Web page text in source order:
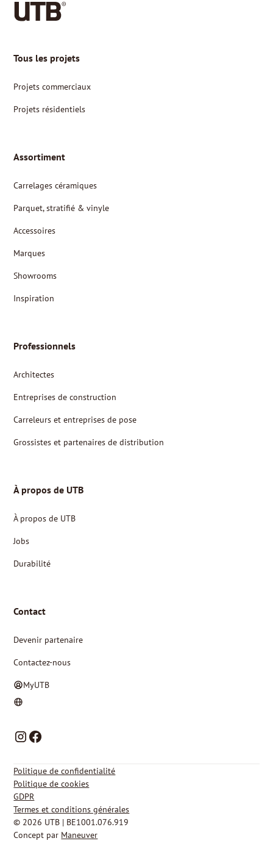
Tous les projets
Projets commerciaux
Projets résidentiels
Assortiment
Carrelages céramiques
Parquet, stratifié & vinyle
Accessoires
Marques
Showrooms
Inspiration
Professionnels
Architectes
Entreprises de construction
Carreleurs et entreprises de pose
Grossistes et partenaires de distribution
À propos de UTB
À propos de UTB
Jobs
Durabilité
Contact
Devenir partenaire
Contactez-nous
MyUTB
© 2026 UTB | BE1001.076.919
Politique de confidentialité
Politique de cookies
GDPR
Termes et conditions générales
Concept par Maneuver